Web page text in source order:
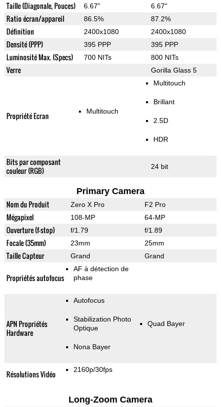
Taille (Diagonale, Pouces) 6.67" 6.67"
Ratio écran/appareil 86.5% 87.2%
Définition 2400x1080 2400x1080
Densité (PPP) 395 PPP 395 PPP
Luminosité Max. (Specs) 700 NITs 800 NITs
Verre Gorilla Glass 5
Propriété Ecran Multitouch
Multitouch
Brillant
2.5D
HDR
Bits par composant
couleur (RGB)
24 bit
Primary Camera
Nom du Produit Zero X Pro F2 Pro
Mégapixel 108-MP 64-MP
Ouverture (f-stop) f/1.79 f/1.89
Focale (35mm) 23mm 25mm
Taille Capteur Grand Grand
Propriétés autofocus
AF à détection de
phase
APN Propriétés
Hardware
Autofocus
Stabilization Photo
Optique
Nona Bayer
Quad Bayer
Résolutions Vidéo 2160p/30fps
Long-Zoom Camera